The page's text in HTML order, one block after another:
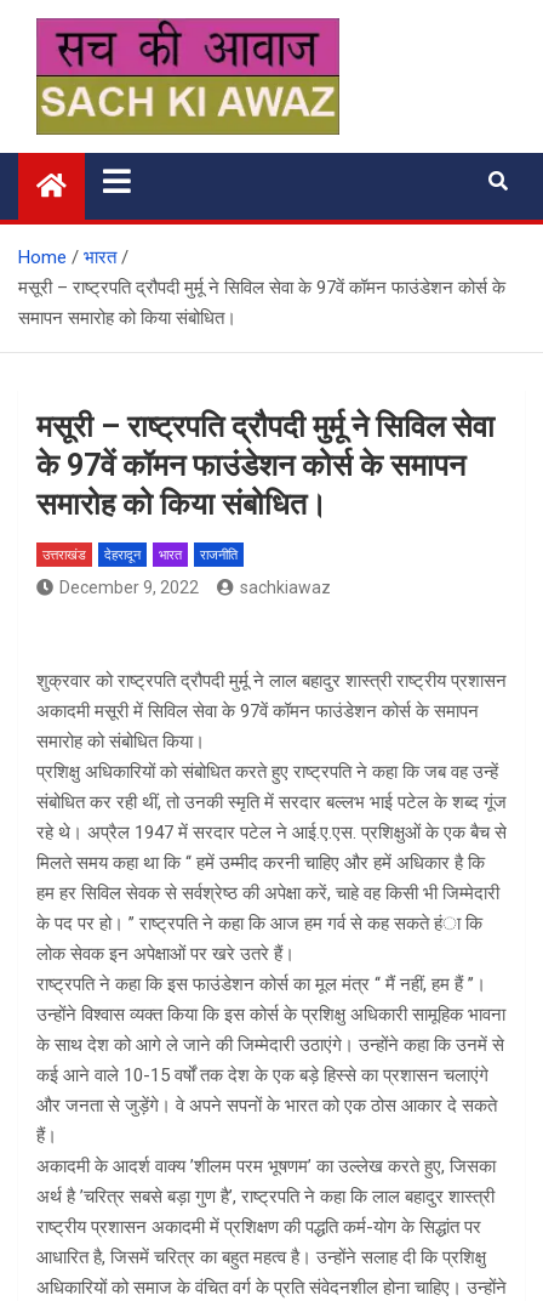
content
सच की आवाज
Home
भारत
मसूरी – राष्ट्रपति द्रौपदी मुर्मू ने सिविल सेवा के 97वें कॉमन फाउंडेशन कोर्स के
समापन समारोह को किया संबोधित।
मसूरी – राष्ट्रपति द्रौपदी मुर्मू ने सिविल सेवा
के 97वें कॉमन फाउंडेशन कोर्स के समापन
समारोह को किया संबोधित।
उत्तराखंड देहरादून भारत राजनीति
December 9, 2022 sachkiawaz
शुक्रवार को राष्ट्रपति द्रौपदी मुर्मू ने लाल बहादुर शास्त्री राष्ट्रीय प्रशासन
अकादमी मसूरी में सिविल सेवा के 97वें कॉमन फाउंडेशन कोर्स के समापन
समारोह को संबोधित किया।
प्रशिक्षु अधिकारियों को संबोधित करते हुए राष्ट्रपति ने कहा कि जब वह उन्हें
संबोधित कर रही थीं, तो उनकी स्मृति में सरदार बल्लभ भाई पटेल के शब्द गूंज
रहे थे। अप्रैल 1947 में सरदार पटेल ने आई.ए.एस. प्रशिक्षुओं के एक बैच से
मिलते समय कहा था कि ‘‘ हमें उम्मीद करनी चाहिए और हमें अधिकार है कि
हम हर सिविल सेवक से सर्वश्रेष्ठ की अपेक्षा करें, चाहे वह किसी भी जिम्मेदारी
के पद पर हो। ’’ राष्ट्रपति ने कहा कि आज हम गर्व से कह सकते हंा कि
लोक सेवक इन अपेक्षाओं पर खरे उतरे हैं।
राष्ट्रपति ने कहा कि इस फाउंडेशन कोर्स का मूल मंत्र ‘‘ मैं नहीं, हम हैं ’’।
उन्होंने विश्वास व्यक्त किया कि इस कोर्स के प्रशिक्षु अधिकारी सामूहिक भावना
के साथ देश को आगे ले जाने की जिम्मेदारी उठाएंगे। उन्होंने कहा कि उनमें से
कई आने वाले 10-15 वर्षों तक देश के एक बड़े हिस्से का प्रशासन चलाएंगे
और जनता से जुड़ेंगे। वे अपने सपनों के भारत को एक ठोस आकार दे सकते
हैं।
अकादमी के आदर्श वाक्य ’शीलम परम भूषणम’ का उल्लेख करते हुए, जिसका
अर्थ है ’चरित्र सबसे बड़ा गुण है’, राष्ट्रपति ने कहा कि लाल बहादुर शास्त्री
राष्ट्रीय प्रशासन अकादमी में प्रशिक्षण की पद्धति कर्म-योग के सिद्धांत पर
आधारित है, जिसमें चरित्र का बहुत महत्व है। उन्होंने सलाह दी कि प्रशिक्षु
अधिकारियों को समाज के वंचित वर्ग के प्रति संवेदनशील होना चाहिए। उन्होंने